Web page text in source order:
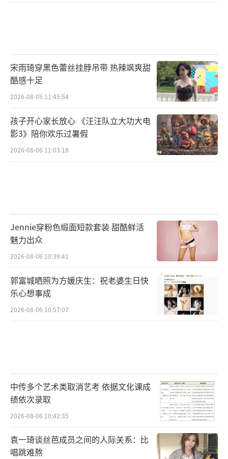
宋雨琦穿黑色蕾丝挂脖吊带 热辣飒爽甜
酷感十足
2026-08-05 11:45:54
孩子开心家长放心 《汪汪队立大功大电
影3》陪你欢乐过暑假
2026-08-06 11:03:18
Jennie穿粉色缎面短款套装 甜酷鲜活
魅力出众
2026-08-06 10:39:41
郭富城晒照为方媛庆生：祝老婆生日快
乐心想事成
2026-08-06 10:57:07
中传多个艺术类取消艺考 依据文化课成
绩依次录取
2026-08-06 10:42:35
袁一琦谈丝芭成员之间的人际关系：比
唱跳难熬